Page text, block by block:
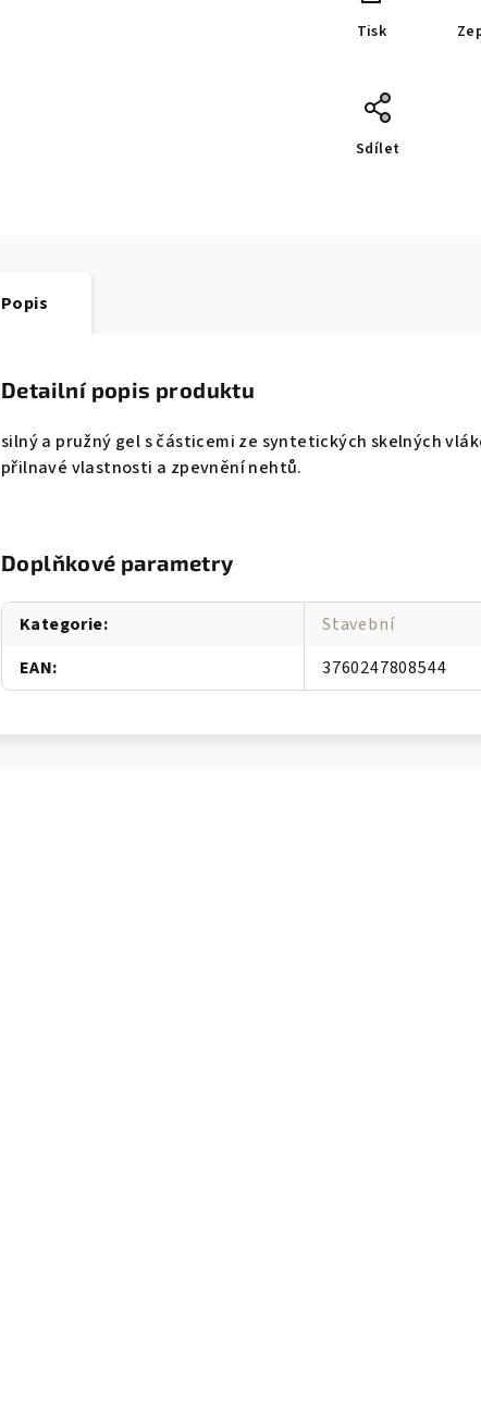
Tisk
Sdílet
Popis
Detailní popis produktu
silný a pružný gel s částicemi ze syntetických skelných
přilnavé vlastnosti a zpevnění nehtů.
Doplňkové parametry
Kategorie:
Stavební
EAN: 3760247808544